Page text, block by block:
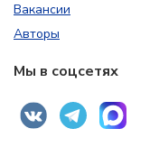
Вакансии
Авторы
Мы в соцсетях